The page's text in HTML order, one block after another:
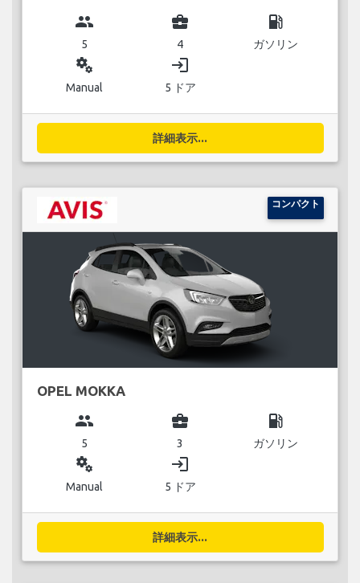
group
5
business_center
4
local_gas_station
ガソリン
miscellaneous_services
Manual
login
5 ドア
詳細表示...
コンパクト
OPEL MOKKA
group
5
business_center
3
local_gas_station
ガソリン
miscellaneous_services
Manual
login
5 ドア
詳細表示...